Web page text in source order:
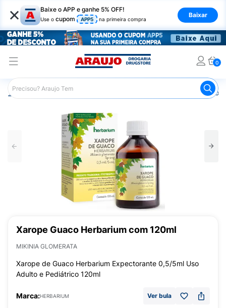
× Baixe o APP e ganhe 5% OFF!
Use o cupom APP5 na primeira compra
Baixar
0
Araujo Medicamentos Remédio para Gripe e Resfriado
Xarope Guaco Herbarium com 120ml
MIKINIA GLOMERATA
Xarope de Guaco Herbarium Expectorante 0,5/5ml Uso
Adulto e Pediátrico 120ml
Marca:HERBARIUM Ver bula